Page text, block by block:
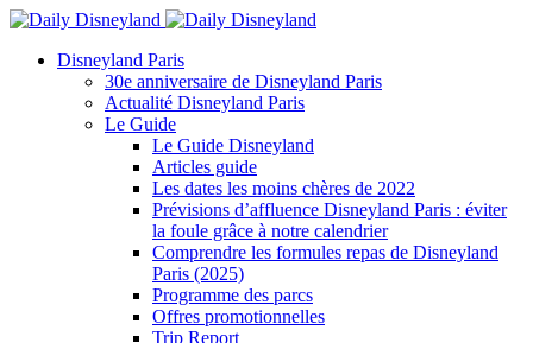
Disneyland Paris
30e anniversaire de Disneyland Paris
Actualité Disneyland Paris
Le Guide
Le Guide Disneyland
Articles guide
Les dates les moins chères de 2022
Prévisions d’affluence Disneyland Paris : éviter
la foule grâce à notre calendrier
Comprendre les formules repas de Disneyland
Paris (2025)
Programme des parcs
Offres promotionnelles
Trip Report